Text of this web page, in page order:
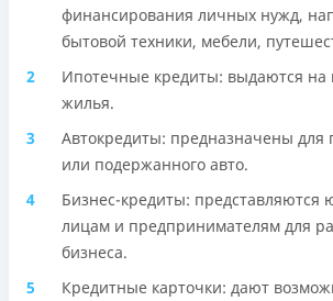
финансирования личных нужд,
бытовой техники, мебели,
Ипотечные кредиты: выдаются на
жилья.
Автокредиты: предназначены для
или подержанного авто.
Бизнес-кредиты: представляются
лицам и предпринимателям для
бизнеса.
Кредитные карточки: дают